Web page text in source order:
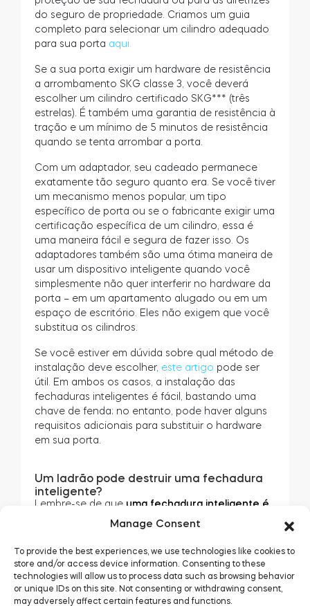
Manage Consent
To provide the best experiences, we use technologies like cookies to
store and/or access device information. Consenting to these
technologies will allow us to process data such as browsing behavior
or unique IDs on this site. Not consenting or withdrawing consent,
may adversely affect certain features and functions.
do seguro de propriedade. Criamos um guia
completo para selecionar um cilindro adequado
para sua porta aqui.
Se a sua porta exigir um hardware de resistência
a arrombamento SKG classe 3, você deverá
escolher um cilindro certificado SKG*** (três
estrelas). É também uma garantia de resistência à
tração e um mínimo de 5 minutos de resistência
quando se tenta arrombar a porta.
Com um adaptador, seu cadeado permanece
exatamente tão seguro quanto era. Se você tiver
um mecanismo menos popular, um tipo
específico de porta ou se o fabricante exigir uma
certificação específica de um cilindro, essa é
uma maneira fácil e segura de fazer isso. Os
adaptadores também são uma ótima maneira de
usar um dispositivo inteligente quando você
simplesmente não quer interferir no hardware da
porta – em um apartamento alugado ou em um
espaço de escritório. Eles não exigem que você
substitua os cilindros.
Se você estiver em dúvida sobre qual método de
instalação deve escolher, este artigo pode ser
útil. Em ambos os casos, a instalação das
fechaduras inteligentes é fácil, bastando uma
chave de fenda; no entanto, pode haver alguns
requisitos adicionais para substituir o hardware
em sua porta.
Um ladrão pode destruir uma fechadura
inteligente?
Lembre-se de que uma fechadura inteligente é
ela não é visível nem acessível – inclusive para
possível influenciar seu funcionamento. A
distância entre a parte externa de sua porta e a
fechadura interna reduz o risco de eletrocussão.